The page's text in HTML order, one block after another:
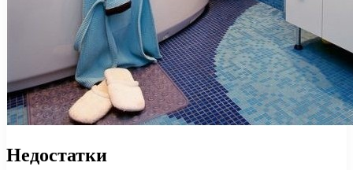
Недостатки